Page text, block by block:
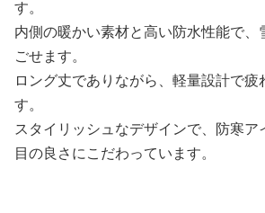
す。
内側の暖かい素材と高い防水性能で、
ごせます。
ロング丈でありながら、軽量設計で
す。
スタイリッシュなデザインで、防寒ア
目の良さにこだわっています。